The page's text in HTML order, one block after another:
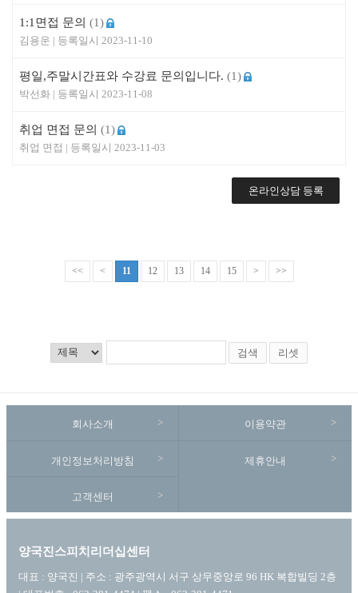
1:1면접 문의 (1)
김용운 2023-11-10
평일,주말시간표와 수강료 문의입니다. (1)
박선화 2023-11-08
취업 면접 문의 (1)
취업 면접 2023-11-03
온라인상담 등록
<< < 11 12 13 14 15 > >>
검색 리셋
회사소개 이용약관
개인정보처리방침 제휴안내
고객센터
양국진스피치리더십센터
대표 : 양국진 | 주소 : 광주광역시 서구 상무중앙로 96 HK 복합빌딩 2층